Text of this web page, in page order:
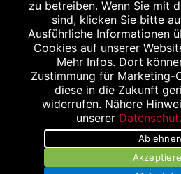
Jahren) das Produkt mit der
Krankenversicherung abrechnet.
Erstattungspreis im Falle einer
gesetzlichen Krankenkassen, vor
Zwangsrabattes (zur Zeit 5%)
Unverbindliche Preisempfehlung
powered by
zu betreiben. Wenn Sie mit
sind, klicken Sie bitte
Ausführliche Informationen
Cookies auf unserer
Mehr Infos. Dort
Zustimmung für Marketing-
diese in die Zukunft
widerrufen. Nähere
unserer
Ablehnen